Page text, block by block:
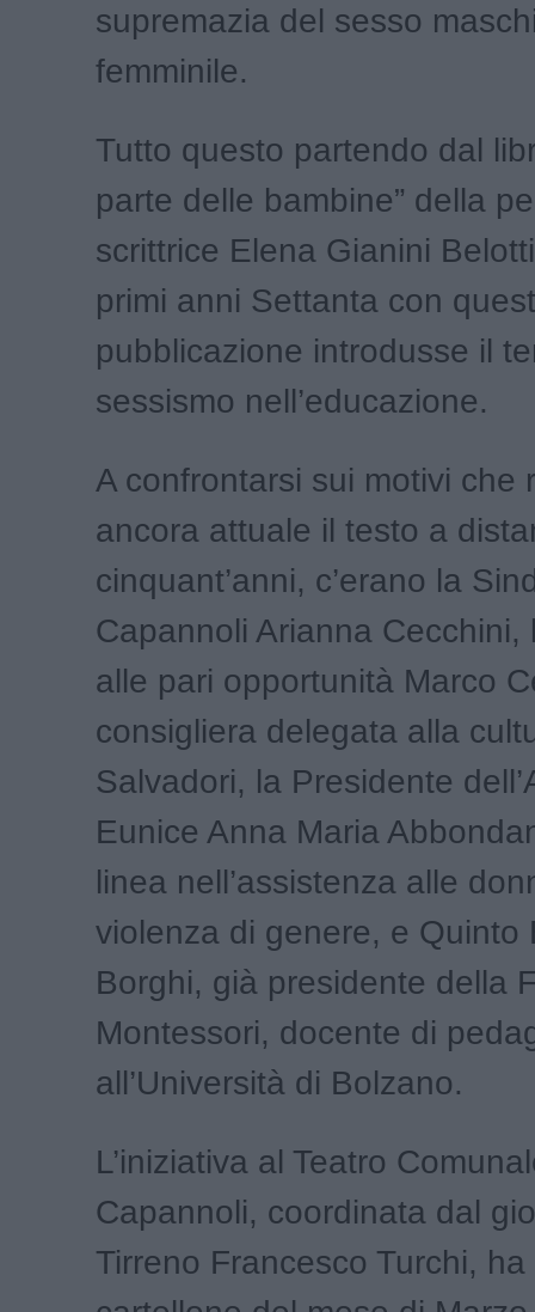
supremazia del sesso
femminile.
Tutto questo partendo dal
parte delle bambine” della
scrittrice Elena Gianini
primi anni Settanta con
pubblicazione introdusse il
sessismo nell’educazione.
A confrontarsi sui motivi che
ancora attuale il testo a
cinquant’anni, c’erano la
Capannoli Arianna Cecchini,
alle pari opportunità Marco
consigliera delegata alla
Salvadori, la Presidente
Eunice Anna Maria
linea nell’assistenza alle
violenza di genere, e Quinto
Borghi, già presidente della
Montessori, docente di
all’Università di Bolzano.
L’iniziativa al Teatro
Capannoli, coordinata dal
Tirreno Francesco Turchi,